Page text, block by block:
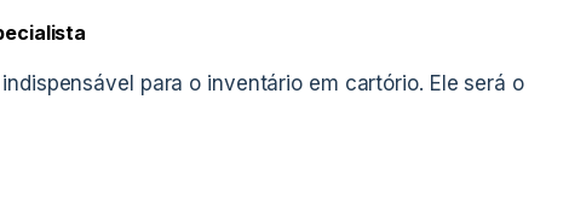
para o inventário em cartório. Ele será o